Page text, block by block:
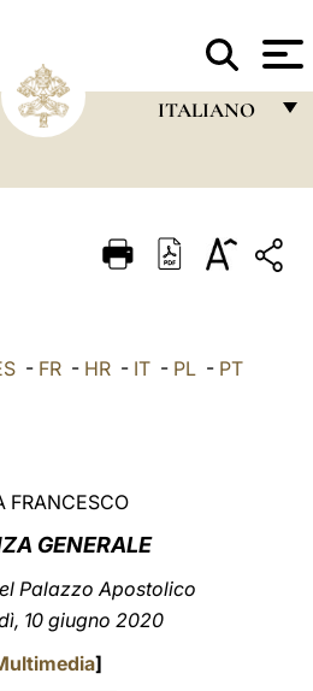
ITALIANO
ITALIANO
LATINE
- FR- HR- IT- PL- PT
FRANCESCO
GENERALE
Palazzo Apostolico
10 giugno 2020
]